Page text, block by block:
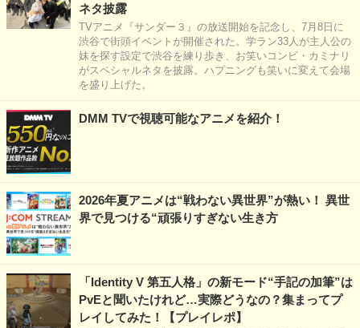
ネタ披露
TVアニメ『サンダー３』の放送開始を記念し、7月8日に
渋谷で街頭イベントが開催された。学ラン33人が主人公の
妹を探す設定で渋谷を練り歩き、お笑いコンビ・カミナリ
がスペシャルネタを披露。ハプニングも笑いに変えて会場
を盛り上げた。
DMM TVで視聴可能なアニメを紹介！
2026年夏アニメは“戦わない異世界”が熱い！ 異世
界で見つける“頑張りすぎない生き方
「Identity V 第五人格」の新モード“手記の加筆”は
PvEと聞いたけれど…実際どうなの？集まってプ
レイしてみた！【プレイレポ】